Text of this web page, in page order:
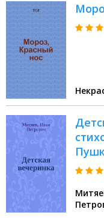
Митяев
Петрович, Пушкин